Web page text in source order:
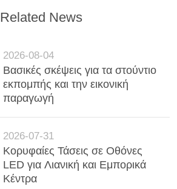
Related News
2026-08-04
Βασικές σκέψεις για τα στούντιο
εκπομπής και την εικονική
παραγωγή
2026-07-31
Κορυφαίες Τάσεις σε Οθόνες
LED για Λιανική και Εμπορικά
Κέντρα